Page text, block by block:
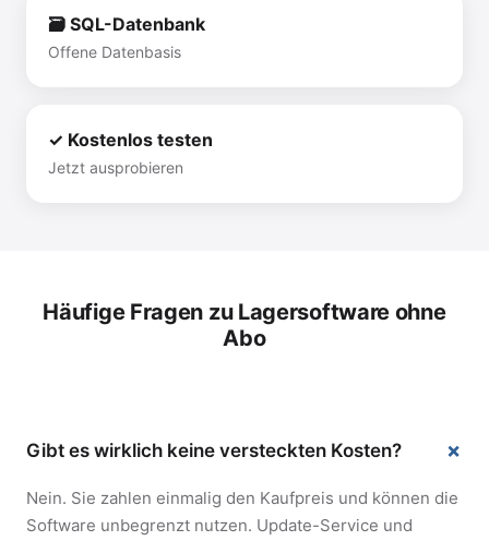
🗃 SQL-Datenbank
Offene Datenbasis
✓ Kostenlos testen
Jetzt ausprobieren
Häufige Fragen zu Lagersoftware ohne
Abo
Gibt es wirklich keine versteckten Kosten?
Nein. Sie zahlen einmalig den Kaufpreis und können die
Software unbegrenzt nutzen. Update-Service und